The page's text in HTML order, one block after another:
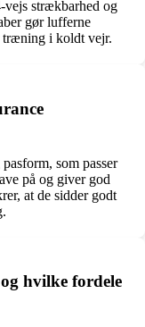
vejs strækbarhed og
gør lufferne
træning i koldt vejr.
som passer
på og giver god
at de sidder godt
hvilke fordele